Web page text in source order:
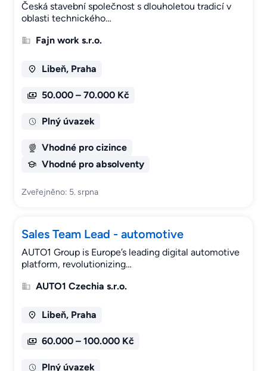
Česká stavební společnost s dlouholetou tradicí v
oblasti technického…
Fajn work s.r.o.
Libeň, Praha
50.000 – 70.000 Kč
Plný úvazek
Vhodné pro cizince
Vhodné pro absolventy
Zveřejněno: 5. srpna
Sales Team Lead - automotive
AUTO1 Group is Europe’s leading digital automotive
platform, revolutionizing…
AUTO1 Czechia s.r.o.
Libeň, Praha
60.000 – 100.000 Kč
Plný úvazek